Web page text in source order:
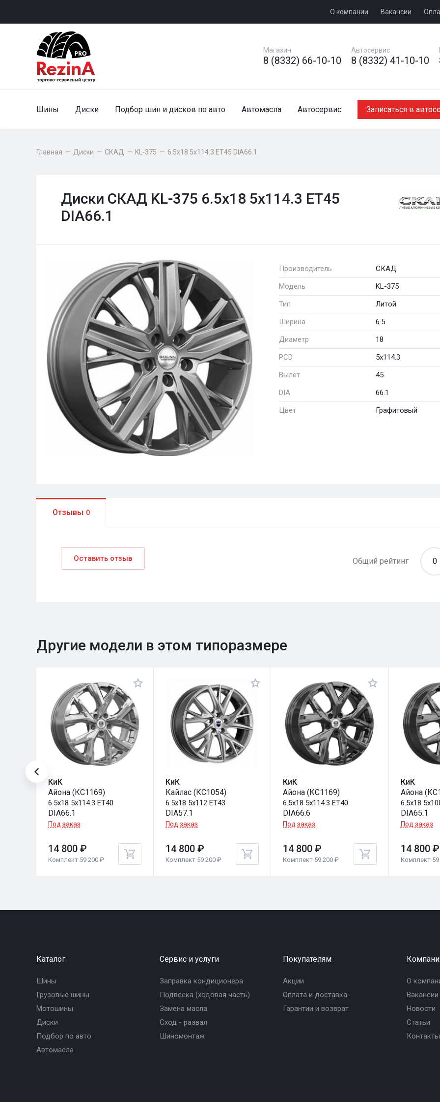
О компании Вакансии
Магазин
8 (8332) 66-10-10
Автосервис
8 (8332) 41-10-10
Шины Диски Подбор шин и дисков по авто Автомасла Автосервис Записаться в
Главная — Диски — СКАД — KL-375 — 6.5x18 5x114.3 ET45 DIA66.1
Диски СКАД KL-375 6.5x18 5x114.3 ET45
DIA66.1
Производитель
СКАД
Модель
KL-375
Тип
Литой
Ширина
6.5
Диаметр
18
PCD
5x114.3
Вылет
45
DIA
66.1
Цвет
Графитовый
Отзывы 0
Оставить отзыв Общий рейтинг 0
Другие модели в этом типоразмере
КиК
Айона (КС1169)
6.5x18 5x114.3 ET40
DIA66.1
Под заказ
14 800 ₽
Комплект 59 200 ₽
КиК
Кайлас (КС1054)
6.5x18 5x112 ET43
DIA57.1
Под заказ
14 800 ₽
Комплект 59 200 ₽
КиК
Айона (КС1169)
6.5x18 5x114.3 ET40
DIA66.6
Под заказ
14 800 ₽
Комплект 59 200 ₽
КиК
Айона
6.5x18
DIA65.1
Под заказ
14 800 ₽
Комплект 59
Каталог
Шины
Грузовые шины
Мотошины
Диски
Подбор по авто
Автомасла
Сервис и услуги
Заправка кондиционера
Подвеска (ходовая часть)
Замена масла
Сход - развал
Шиномонтаж
Покупателям
Акции
Оплата и доставка
Гарантии и возврат
О
Вакансии
Новости
Статьи
Контакты